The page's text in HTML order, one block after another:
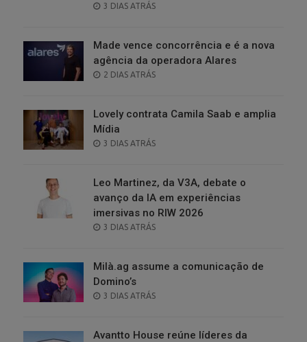
POSTED
3 DIAS ATRÁS
Made vence concorrência e é a nova
agência da operadora Alares
POSTED
2 DIAS ATRÁS
Lovely contrata Camila Saab e amplia
Mídia
POSTED
3 DIAS ATRÁS
Leo Martinez, da V3A, debate o
avanço da IA em experiências
imersivas no RIW 2026
POSTED
3 DIAS ATRÁS
Milà.ag assume a comunicação de
Domino’s
POSTED
3 DIAS ATRÁS
Avantto House reúne líderes da